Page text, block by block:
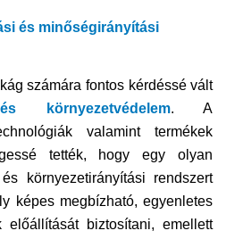
és minőségirányítási
számára fontos kérdéssé vált
környezetvédelem. A
valamint termékek
tették, hogy egy olyan
környezetirányítási rendszert
képes megbízható, egyenletes
előállítását biztosítani, emellett